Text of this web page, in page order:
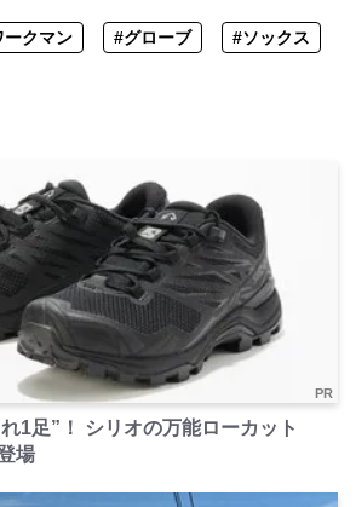
ークマン #グローブ #ソックス
PR
1足”！ シリオの万能ローカット
場